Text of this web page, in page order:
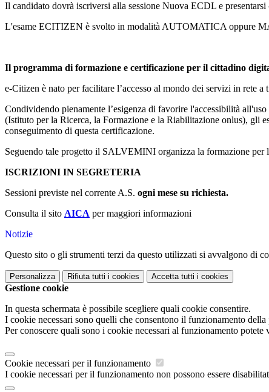
Il candidato dovrà iscriversi alla sessione Nuova ECDL e
L'esame ECITIZEN è svolto in modalità AUTOMATICA oppure
Il programma di formazione e certificazione per il cittadino
e-Citizen è nato per facilitare l’accesso al mondo dei servizi in rete
Condividendo pienamente l’esigenza di favorire l'accessibilità
(Istituto per la Ricerca, la Formazione e la Riabilitazione onlus), gli
conseguimento di questa certificazione.
Seguendo tale progetto il SALVEMINI organizza la formazione per
ISCRIZIONI IN SEGRETERIA
Sessioni previste nel corrente A.S. ogni mese su richiesta.
Consulta il sito AICA per maggiori informazioni
Notizie
Questo sito o gli strumenti terzi da questo utilizzati si avvalgono di
Personalizza Rifiuta tutti i cookies Accetta tutti i cookies
Gestione cookie
In questa schermata è possibile scegliere quali cookie consentire.
I cookie necessari sono quelli che consentono il funzionamento
Per conoscere quali sono i cookie necessari al funzionamento potete
Cookie necessari per il funzionamento
I cookie necessari per il funzionamento non possono essere